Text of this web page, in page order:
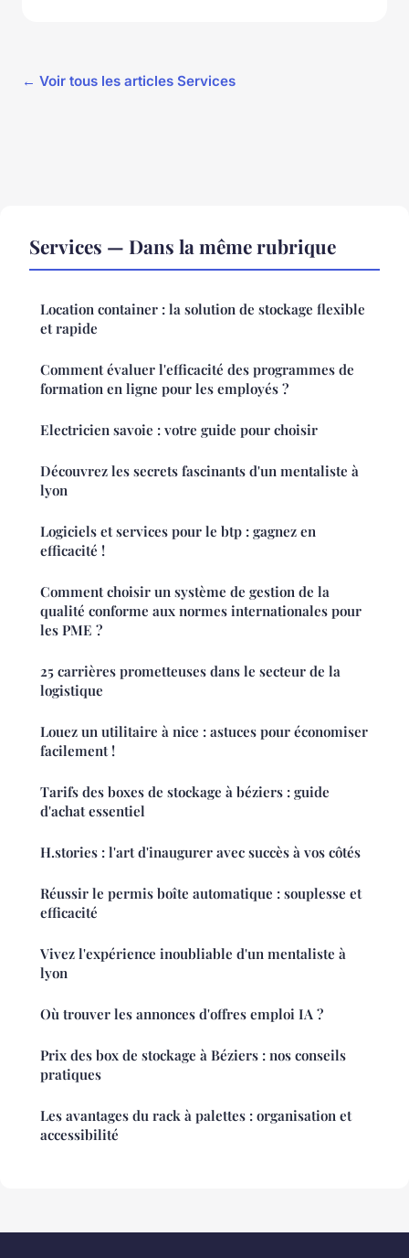
← Voir tous les articles Services
Services — Dans la même rubrique
Location container : la solution de stockage flexible
et rapide
Comment évaluer l'efficacité des programmes de
formation en ligne pour les employés ?
Electricien savoie : votre guide pour choisir
Découvrez les secrets fascinants d'un mentaliste à
lyon
Logiciels et services pour le btp : gagnez en
efficacité !
Comment choisir un système de gestion de la
qualité conforme aux normes internationales pour
les PME ?
25 carrières prometteuses dans le secteur de la
logistique
Louez un utilitaire à nice : astuces pour économiser
facilement !
Tarifs des boxes de stockage à béziers : guide
d'achat essentiel
H.stories : l'art d'inaugurer avec succès à vos côtés
Réussir le permis boîte automatique : souplesse et
efficacité
Vivez l'expérience inoubliable d'un mentaliste à
lyon
Où trouver les annonces d'offres emploi IA ?
Prix des box de stockage à Béziers : nos conseils
pratiques
Les avantages du rack à palettes : organisation et
accessibilité